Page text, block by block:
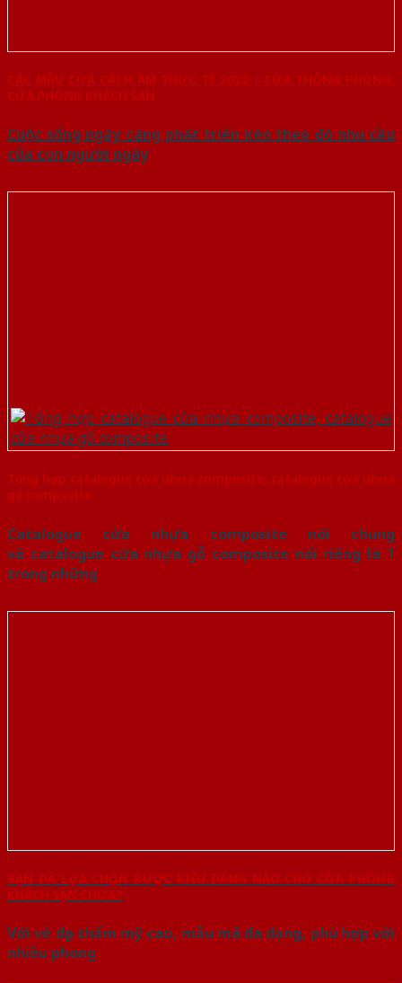
CÁC MẪU CỬA CÁCH ÂM THỰC TẾ 2022 | CỬA THÔNG PHÒNG,
CỬA PHÒNG KHÁCH SẠN
Cuộc sống ngày càng phát triển kéo theo đó nhu cầu
của con người ngày
Tổng hợp catalogue cửa nhựa composite, catalogue cửa nhựa
gỗ composite
Catalogue cửa nhựa composite nói chung
và catalogue cửa nhựa gỗ composite nói riêng là 1
trong những
BẠN ĐÃ LỰA CHỌN ĐƯỢC KIỂU DÁNG NÀO CHO CỬA PHÒNG
KHÁCH SẠN CHƯA?
Với vẻ đẹp thẩm mỹ cao, mẫu mã đa dạng, phù hợp với
nhiều phong